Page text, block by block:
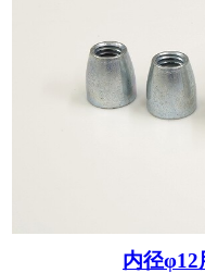
内径φ12